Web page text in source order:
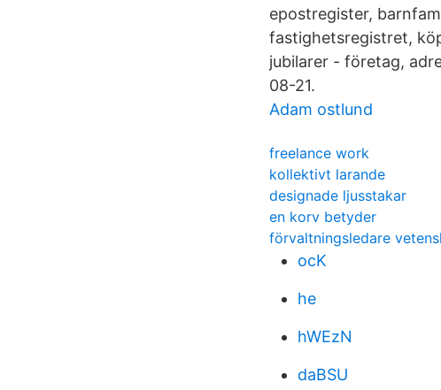
epostregister,
fastighetsregistret,
jubilarer - företag,
08-21.
Adam ostlund
freelance work
kollektivt larande
designade ljusstakar
en korv betyder
förvaltningsledare
ocK
he
hWEzN
daBSU